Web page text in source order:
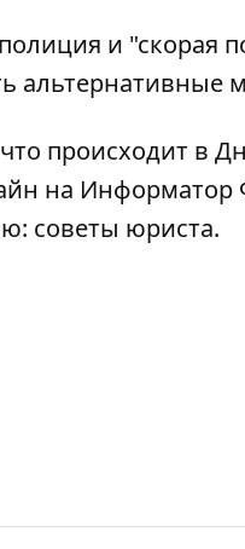
и "скорая
альтернативные
происходит в
на
советы юриста.